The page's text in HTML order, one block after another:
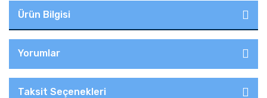
Ürün Bilgisi
Yorumlar
Taksit Seçenekleri